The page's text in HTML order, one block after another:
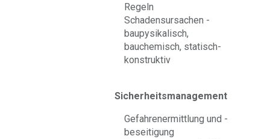
Regeln
Schadensursachen -
baupysikalisch,
bauchemisch, statisch-
konstruktiv
Sicherheitsmanagement
Gefahrenermittlung und -
beseitigung